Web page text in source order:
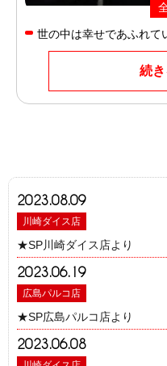
2023.08.09
川崎ダイス店
★SP川崎ダイス店より
2023.06.19
広島パルコ店
★SP広島パルコ店より
2023.06.08
世の中は幸せであふれて
続